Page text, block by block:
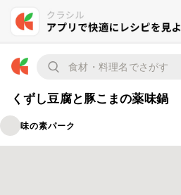
くずし豆腐と豚こまの薬味鍋
味の素パーク